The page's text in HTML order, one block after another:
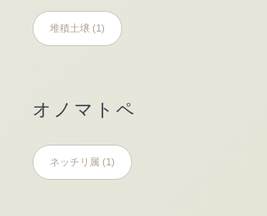
堆積土壌 (1)
オノマトペ
ネッチリ属 (1)